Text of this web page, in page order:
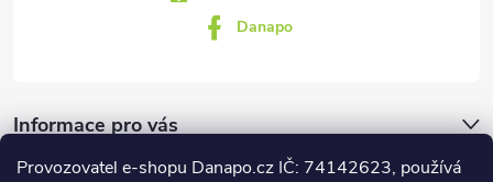
Provozovatel e-shopu Danapo.cz IČ: 74142623, používá
Danapo
Informace pro vás